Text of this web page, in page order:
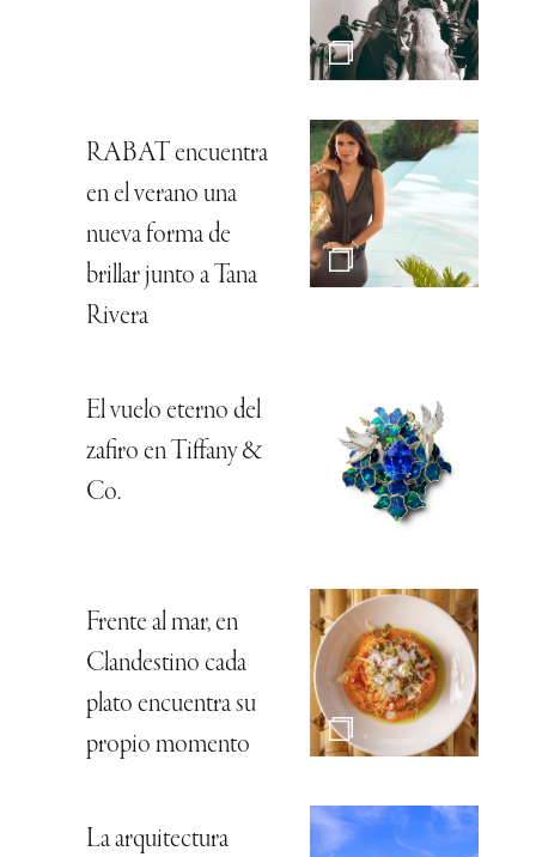
RABAT encuentra
en el verano una
nueva forma de
brillar junto a Tana
Rivera
El vuelo eterno del
zafiro en Tiffany &
Co.
Frente al mar, en
Clandestino cada
plato encuentra su
propio momento
La arquitectura